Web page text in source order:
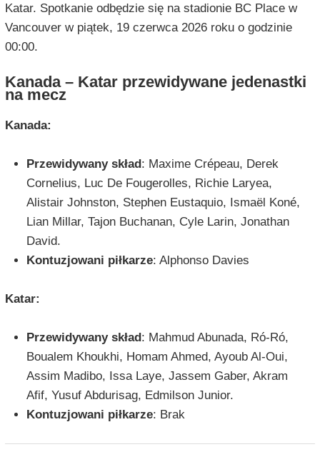
Katar. Spotkanie odbędzie się na stadionie BC Place w
Vancouver w piątek, 19 czerwca 2026 roku o godzinie
00:00.
Kanada – Katar przewidywane jedenastki
na mecz
Kanada:
Przewidywany skład : Maxime Crépeau, Derek
Cornelius, Luc De Fougerolles, Richie Laryea,
Alistair Johnston, Stephen Eustaquio, Ismaël Koné,
Lian Millar, Tajon Buchanan, Cyle Larin, Jonathan
David.
Kontuzjowani piłkarze: Alphonso Davies
Katar:
Przewidywany skład : Mahmud Abunada, Ró-Ró,
Boualem Khoukhi, Homam Ahmed, Ayoub Al-Oui,
Assim Madibo, Issa Laye, Jassem Gaber, Akram
Afif, Yusuf Abdurisag, Edmilson Junior.
Kontuzjowani piłkarze: Brak